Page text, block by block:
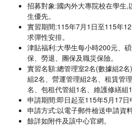
招募對象:國內外大專院校在學生
生優先。
實習期間:115年7月1日至115年
求彈性安排。
津貼福利:大學生每小時200元、
保、勞退、團保及職災保險。
實習名額:總管理室2名(數據組2
組2名、營運管理組2名、租賃管
名、包租代管組1名、維護修繕組1
申請期間:即日起至115年5月17日
申請方式:以電子郵件檢送申請資料
餘詳如附件及該中心官網。